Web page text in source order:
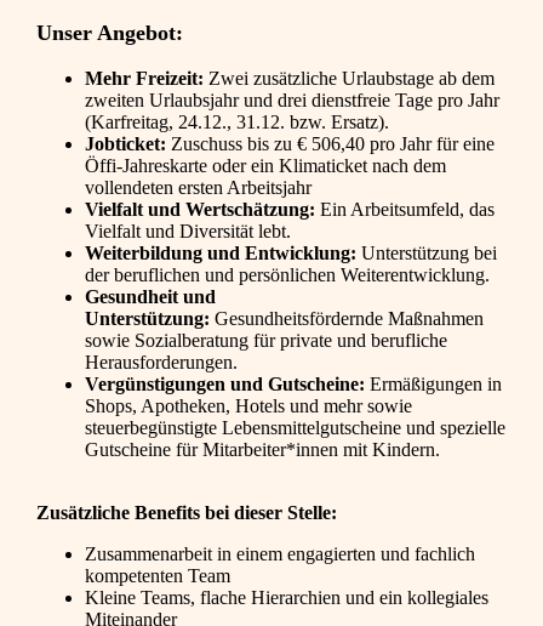
Unser Angebot:
Mehr Freizeit: Zwei zusätzliche Urlaubstage ab dem
zweiten Urlaubsjahr und drei dienstfreie Tage pro Jahr
(Karfreitag, 24.12., 31.12. bzw. Ersatz).
Jobticket: Zuschuss bis zu € 506,40 pro Jahr für eine
Öffi-Jahreskarte oder ein Klimaticket nach dem
vollendeten ersten Arbeitsjahr
Vielfalt und Wertschätzung: Ein Arbeitsumfeld, das
Vielfalt und Diversität lebt.
Weiterbildung und Entwicklung: Unterstützung bei
der beruflichen und persönlichen Weiterentwicklung.
Gesundheit und
Unterstützung: Gesundheitsfördernde Maßnahmen
sowie Sozialberatung für private und berufliche
Herausforderungen.
Vergünstigungen und Gutscheine: Ermäßigungen in
Shops, Apotheken, Hotels und mehr sowie
steuerbegünstigte Lebensmittelgutscheine und spezielle
Gutscheine für Mitarbeiter*innen mit Kindern.
Zusätzliche Benefits bei dieser Stelle:
Zusammenarbeit in einem engagierten und fachlich
kompetenten Team
Kleine Teams, flache Hierarchien und ein kollegiales
Miteinander